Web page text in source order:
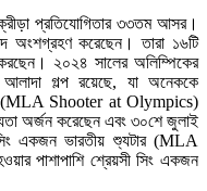
ক্রীড়া প্রতিযোগিতার ৩৩তম আসর।
অংশগ্রহণ করেছেন। তারা ১৬টি
করছেন। ২০২৪ সালের অলিম্পিকের
আলাদা গল্প রয়েছে, যা অনেককে
(MLA Shooter at Olympics)
অর্জন করেছেন এবং ৩০শে জুলাই
একজন ভারতীয় শ্যুটার (MLA
পাশাপাশি শ্রেয়সী সিং একজন